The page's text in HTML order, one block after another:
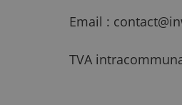
Email :
TVA